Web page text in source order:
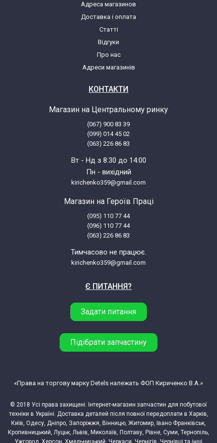
Samsung SC6632
Samsung SC6657
Samsung SC6658
Samsung SC6752
Samsung SC6787
Samsung SC6860
Samsung SC6862
Адреса магазинов
Доставка і оплата
Статті
Відгуки
Про нас
Адреси магазинів
КОНТАКТИ
Магазин на Центральному ринку
(067) 900 83 39
(099) 014 45 02
(063) 226 86 83
Вт - Нд з 8:30 до 14:00
Пн - вихідний
kirichenko359@gmail.com
Магазин на Героїв Праці
(095) 110 77 44
(096) 110 77 44
(063) 226 86 83
Тимчасово не працює.
kirichenko359@gmail.com
Є ПИТАННЯ?
Задати питання
Підібрати запчастину
© 2018 Усі права захищені. Інтернет-магазин запчастин для побутової
техніки в Україні. Доставка деталей після повної передоплати в Харків,
Київ, Одесу, Дніпро, Запоріжжя, Вінницю, Житомир, Івано Франківськ,
Кропивницький, Луцьк, Львів, Миколаїв, Полтаву, Рівне, Суми, Тернопіль,
Ужгород, Херсон, Хмельницький, Черкаси, Чернігів, Чернівці та інші
«Права на торгову марку Detels належать ФОП Кириченко В.А.»